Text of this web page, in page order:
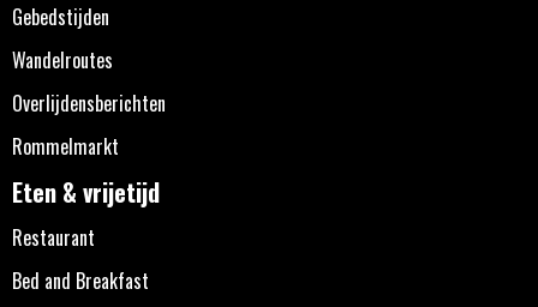
Gebedstijden
Wandelroutes
Overlijdensberichten
Rommelmarkt
Eten & vrijetijd
Restaurant
Bed and Breakfast